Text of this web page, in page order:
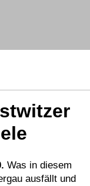
Was in diesem
ausfällt und